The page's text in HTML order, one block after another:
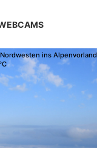
ins Alpenvorland